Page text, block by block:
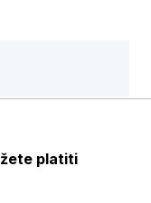
platiti